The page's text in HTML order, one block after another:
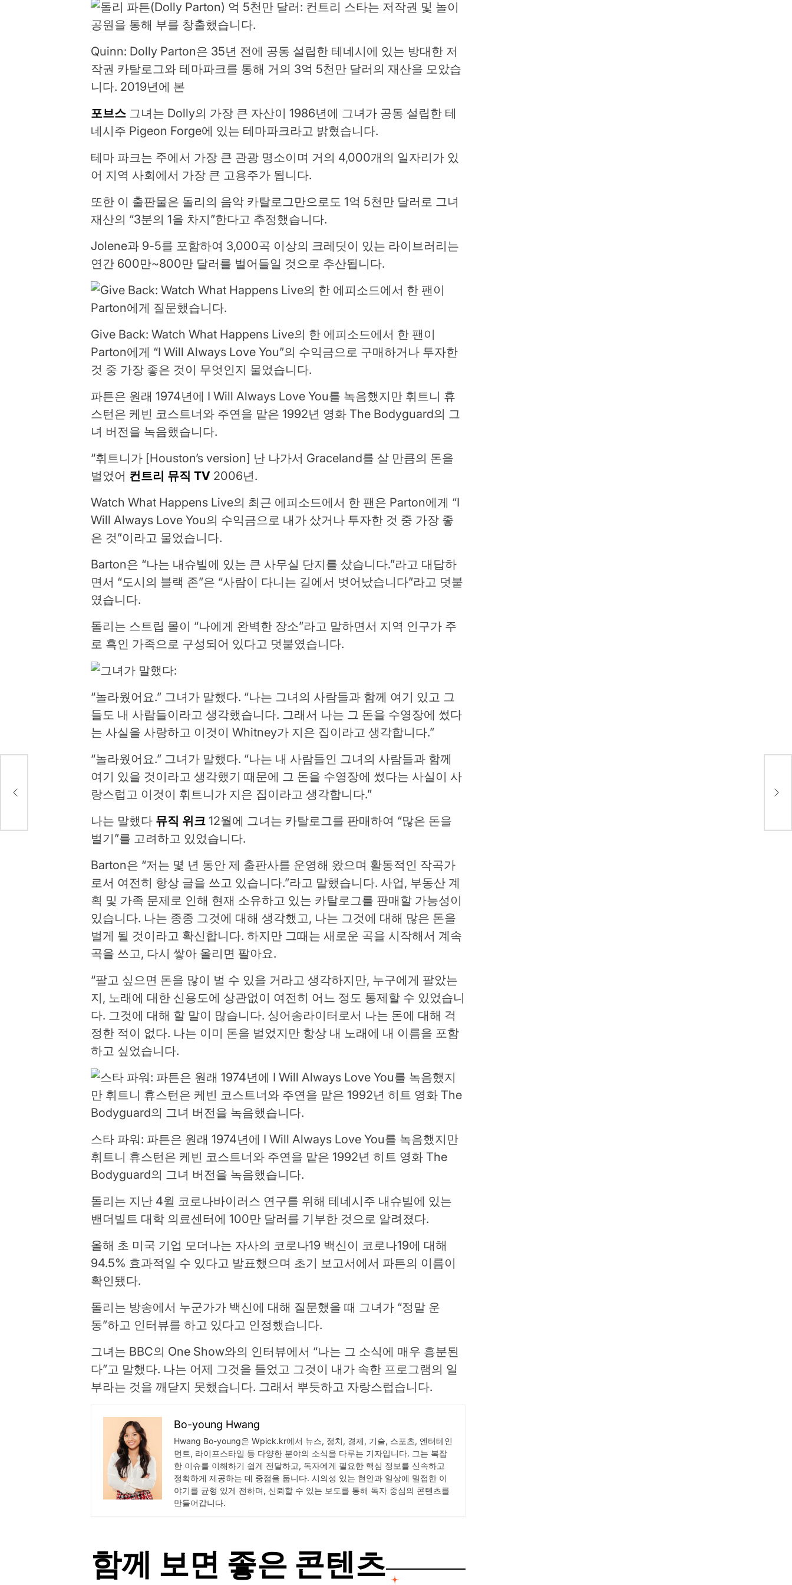
Quinn: Dolly Parton은 35년 전에 공동 설립한 테네시에 있는 방대한 저
작권 카탈로그와 테마파크를 통해 거의 3억 5천만 달러의 재산을 모았습
니다. 2019년에 본
포브스 그녀는 Dolly의 가장 큰 자산이 1986년에 그녀가 공동 설립한 테
네시주 Pigeon Forge에 있는 테마파크라고 밝혔습니다.
테마 파크는 주에서 가장 큰 관광 명소이며 거의 4,000개의 일자리가 있
어 지역 사회에서 가장 큰 고용주가 됩니다.
또한 이 출판물은 돌리의 음악 카탈로그만으로도 1억 5천만 달러로 그녀
재산의 “3분의 1을 차지”한다고 추정했습니다.
Jolene과 9-5를 포함하여 3,000곡 이상의 크레딧이 있는 라이브러리는
연간 600만~800만 달러를 벌어들일 것으로 추산됩니다.
Give Back: Watch What Happens Live의 한 에피소드에서 한 팬이
Parton에게 “I Will Always Love You”의 수익금으로 구매하거나 투자한
것 중 가장 좋은 것이 무엇인지 물었습니다.
파튼은 원래 1974년에 I Will Always Love You를 녹음했지만 휘트니 휴
스턴은 케빈 코스트너와 주연을 맡은 1992년 영화 The Bodyguard의 그
녀 버전을 녹음했습니다.
“휘트니가 [Houston’s version] 난 나가서 Graceland를 살 만큼의 돈을
벌었어 컨트리 뮤직 TV 2006년.
Watch What Happens Live의 최근 에피소드에서 한 팬은 Parton에게 “I
Will Always Love You의 수익금으로 내가 샀거나 투자한 것 중 가장 좋
은 것”이라고 물었습니다.
Barton은 “나는 내슈빌에 있는 큰 사무실 단지를 샀습니다.”라고 대답하
면서 “도시의 블랙 존”은 “사람이 다니는 길에서 벗어났습니다”라고 덧붙
였습니다.
돌리는 스트립 몰이 “나에게 완벽한 장소”라고 말하면서 지역 인구가 주
로 흑인 가족으로 구성되어 있다고 덧붙였습니다.
“놀라웠어요.” 그녀가 말했다. “나는 그녀의 사람들과 함께 여기 있고 그
들도 내 사람들이라고 생각했습니다. 그래서 나는 그 돈을 수영장에 썼다
는 사실을 사랑하고 이것이 Whitney가 지은 집이라고 생각합니다.”
“놀라웠어요.” 그녀가 말했다. “나는 내 사람들인 그녀의 사람들과 함께
여기 있을 것이라고 생각했기 때문에 그 돈을 수영장에 썼다는 사실이 사
랑스럽고 이것이 휘트니가 지은 집이라고 생각합니다.”
나는 말했다 뮤직 위크 12월에 그녀는 카탈로그를 판매하여 “많은 돈을
벌기”를 고려하고 있었습니다.
Barton은 “저는 몇 년 동안 제 출판사를 운영해 왔으며 활동적인 작곡가
로서 여전히 항상 글을 쓰고 있습니다.”라고 말했습니다. 사업, 부동산 계
획 및 가족 문제로 인해 현재 소유하고 있는 카탈로그를 판매할 가능성이
있습니다. 나는 종종 그것에 대해 생각했고, 나는 그것에 대해 많은 돈을
벌게 될 것이라고 확신합니다. 하지만 그때는 새로운 곡을 시작해서 계속
곡을 쓰고, 다시 쌓아 올리면 팔아요.
“팔고 싶으면 돈을 많이 벌 수 있을 거라고 생각하지만, 누구에게 팔았는
지, 노래에 대한 신용도에 상관없이 여전히 어느 정도 통제할 수 있었습니
다. 그것에 대해 할 말이 많습니다. 싱어송라이터로서 나는 돈에 대해 걱
정한 적이 없다. 나는 이미 돈을 벌었지만 항상 내 노래에 내 이름을 포함
하고 싶었습니다.
스타 파워: 파튼은 원래 1974년에 I Will Always Love You를 녹음했지만
휘트니 휴스턴은 케빈 코스트너와 주연을 맡은 1992년 히트 영화 The
Bodyguard의 그녀 버전을 녹음했습니다.
돌리는 지난 4월 코로나바이러스 연구를 위해 테네시주 내슈빌에 있는
밴더빌트 대학 의료센터에 100만 달러를 기부한 것으로 알려졌다.
올해 초 미국 기업 모더나는 자사의 코로나19 백신이 코로나19에 대해
94.5% 효과적일 수 있다고 발표했으며 초기 보고서에서 파튼의 이름이
확인됐다.
돌리는 방송에서 누군가가 백신에 대해 질문했을 때 그녀가 “정말 운
동”하고 인터뷰를 하고 있다고 인정했습니다.
그녀는 BBC의 One Show와의 인터뷰에서 “나는 그 소식에 매우 흥분된
다”고 말했다. 나는 어제 그것을 들었고 그것이 내가 속한 프로그램의 일
부라는 것을 깨닫지 못했습니다. 그래서 뿌듯하고 자랑스럽습니다.
Bo-young Hwang
Hwang Bo-young은 Wpick.kr에서 뉴스, 정치, 경제, 기술, 스포츠, 엔터테인
먼트, 라이프스타일 등 다양한 분야의 소식을 다루는 기자입니다. 그는 복잡
한 이슈를 이해하기 쉽게 전달하고, 독자에게 필요한 핵심 정보를 신속하고
정확하게 제공하는 데 중점을 둡니다. 시의성 있는 현안과 일상에 밀접한 이
야기를 균형 있게 전하며, 신뢰할 수 있는 보도를 통해 독자 중심의 콘텐츠를
만들어갑니다.
함께 보면 좋은 콘텐츠
바